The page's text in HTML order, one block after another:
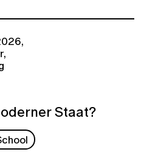
Staat?